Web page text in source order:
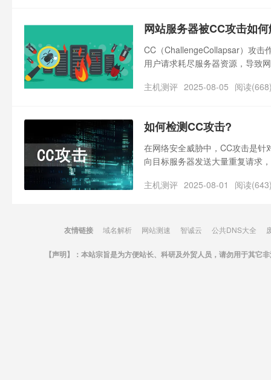
网站服务器被CC攻击如
CC（ChallengeCollapsar）攻击
用户请求耗尽服务器资源，导致
主机测评 2025-08-05 阅读
如何检测CC攻击?
在网络安全威胁中，CC攻击是
向目标服务器发送大量重复请求
主机测评 2025-08-01 阅读
友情链接 域名解析 网站测速 智诚云 公共DNS大全
【声明】：本站宗旨是为方便站长、科研及外贸人员，请勿用于其